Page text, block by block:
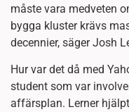
måste vara medveten
bygga kluster krävs
decennier, säger Josh
Hur var det då med
student som var
affärsplan. Lerner